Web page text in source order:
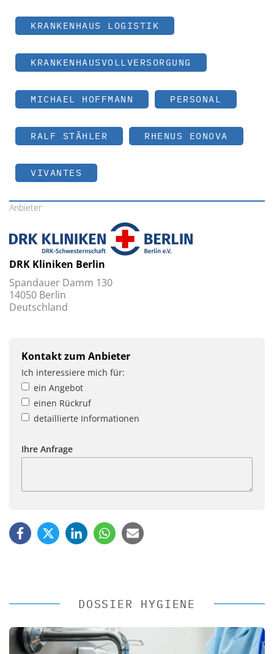
KRANKENHAUS LOGISTIK
KRANKENHAUSVOLLVERSORGUNG
MICHAEL HOFFMANN PERSONAL
RALF STÄHLER RHENUS EONOVA
VIVANTES
Anbieter
DRK Kliniken Berlin
Spandauer Damm 130
14050 Berlin
Deutschland
Kontakt zum Anbieter
Ich interessiere mich für:
ein Angebot
einen Rückruf
detaillierte Informationen
Ihre Anfrage
DOSSIER HYGIENE